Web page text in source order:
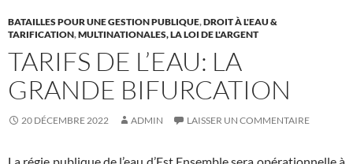
BATAILLES POUR UNE GESTION PUBLIQUE,DROIT À L'EAU &
TARIFICATION,MULTINATIONALES, LA LOI DE L'ARGENT
TARIFS DE L’EAU: LA
GRANDE BIFURCATION
20 DÉCEMBRE 2022 ADMIN LAISSER UN COMMENTAIRE